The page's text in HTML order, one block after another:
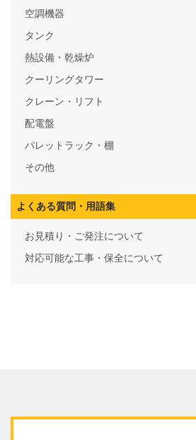
空調機器
タンク
熱設備・乾燥炉
クーリングタワー
クレーン・リフト
配電盤
パレットラック・棚
その他
よくある質問・用語集
お見積り・ご発注について
対応可能な工事・保全について